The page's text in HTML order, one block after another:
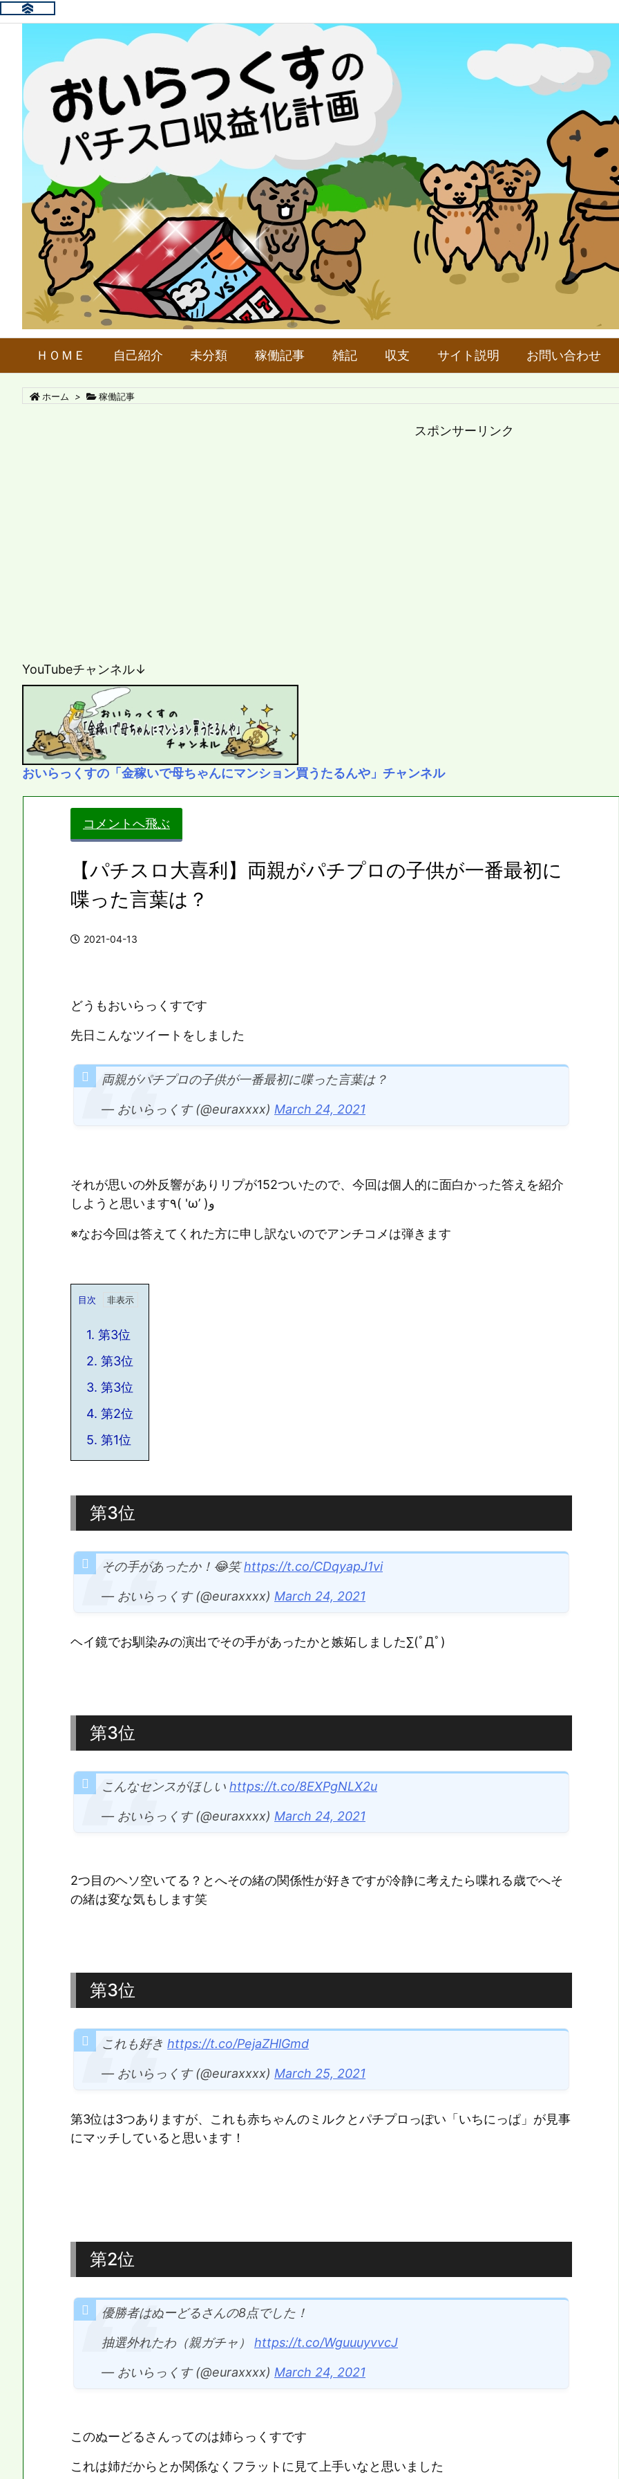
ＨＯＭＥ 自己紹介 未分類 稼働記事 雑記 収支 サイト説明 お問い合わせ
ホーム > 稼働記事
スポンサーリンク
YouTubeチャンネル↓
おいらっくすの「金稼いで母ちゃんにマンション買うたるんや」チャンネル
コメントへ飛ぶ
【パチスロ大喜利】両親がパチプロの子供が一番最初に
喋った言葉は？
2021-04-13
どうもおいらっくすです
先日こんなツイートをしました
両親がパチプロの子供が一番最初に喋った言葉は？
— おいらっくす (@euraxxxx) March 24, 2021
それが思いの外反響がありリプが152ついたので、今回は個人的に面白かった答えを紹介
しようと思います٩( 'ω’ )و
※なお今回は答えてくれた方に申し訳ないのでアンチコメは弾きます
目次
1. 第3位
2. 第3位
3. 第3位
4. 第2位
5. 第1位
第3位
その手があったか！😂笑https://t.co/CDqyapJ1vi
— おいらっくす (@euraxxxx) March 24, 2021
ヘイ鏡でお馴染みの演出でその手があったかと嫉妬しました∑(ﾟДﾟ)
第3位
こんなセンスがほしい https://t.co/8EXPgNLX2u
— おいらっくす (@euraxxxx) March 24, 2021
2つ目のヘソ空いてる？とへその緒の関係性が好きですが冷静に考えたら喋れる歳でへそ
の緒は変な気もします笑
第3位
これも好き https://t.co/PejaZHlGmd
— おいらっくす (@euraxxxx) March 25, 2021
第3位は3つありますが、これも赤ちゃんのミルクとパチプロっぽい「いちにっぱ」が見事
にマッチしていると思います！
第2位
優勝者はぬーどるさんの8点でした！
抽選外れたわ（親ガチャ） https://t.co/WguuuyvvcJ
— おいらっくす (@euraxxxx) March 24, 2021
このぬーどるさんってのは姉らっくすです
これは姉だからとか関係なくフラットに見て上手いなと思いました